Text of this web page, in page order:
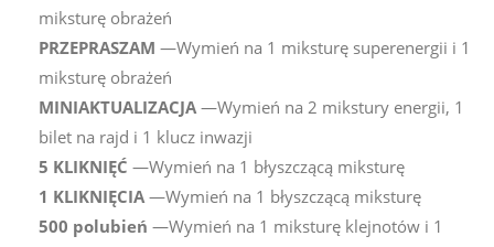
miksturę obrażeń
PRZEPRASZAM —Wymień na 1 miksturę superenergii i 1
miksturę obrażeń
MINIAKTUALIZACJA —Wymień na 2 mikstury energii, 1
bilet na rajd i 1 klucz inwazji
5 KLIKNIĘĆ —Wymień na 1 błyszczącą miksturę
1 KLIKNIĘCIA —Wymień na 1 błyszczącą miksturę
500 polubień —Wymień na 1 miksturę klejnotów i 1